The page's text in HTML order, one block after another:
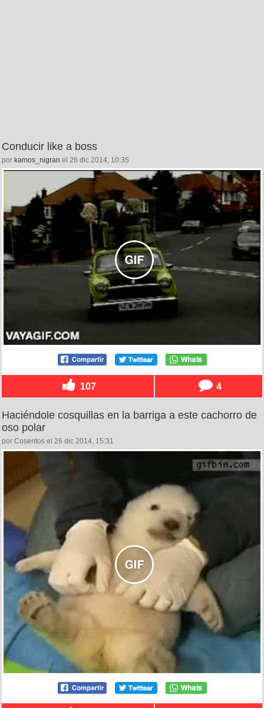
Conducir like a boss
por kamos_nigran el 26 dic 2014, 10:35
107 4
Haciéndole cosquillas en la barriga a este cachorro de
oso polar
por Cosentos el 26 dic 2014, 15:31